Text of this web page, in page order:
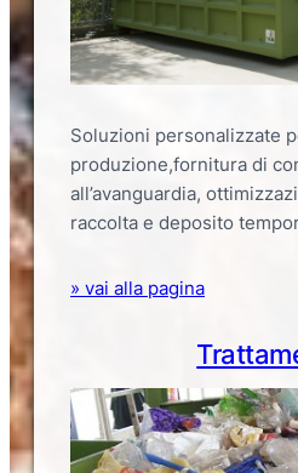
Soluzioni personalizzate
produzione,fornitura di
all’avanguardia,
raccolta e deposito
» vai alla pagina